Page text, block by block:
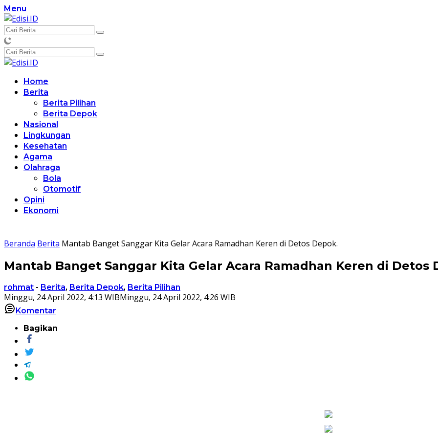
Langsung
ke
konten
Menu
Home
Berita
Berita Pilihan
Berita Depok
Nasional
Lingkungan
Kesehatan
Agama
Olahraga
Bola
Otomotif
Opini
Ekonomi
Beranda Berita Mantab Banget Sanggar Kita Gelar Acara Ramadhan Keren di Detos Depok.
Mantab Banget Sanggar Kita Gelar Acara Ramadhan Keren di Detos
rohmat - Berita, Berita Depok, Berita Pilihan
Minggu, 24 April 2022, 4:13 WIBMinggu, 24 April 2022, 4:26 WIB
Komentar
Bagikan